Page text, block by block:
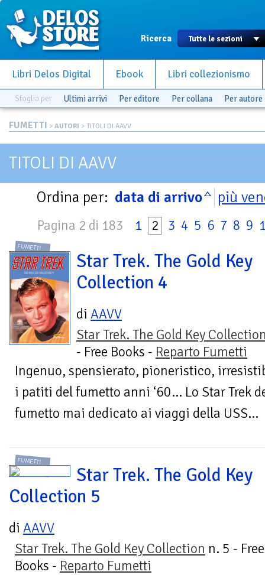
Ricerca
Libri Delos Digital Ebook Libri collezionismo
Sfoglia per Ultimi arrivi Per editore Per collana Per autore
FUMETTI > AUTORI > TITOLI DI AAVV
TITOLI DI AAVV
Ordina per: data di arrivo più
Pagina 2 di 183 1 2 3 4 5 6 7 8 9
FUMETTI
Star Trek. The Gold Key
Collection 4
di AAVV
Star Trek. The Gold Key
- Free Books - Reparto Fumetti
Ingenuo, spensierato, pioneristico,
i patiti del fumetto anni ‘60… Lo Star Trek
fumetto mai dedicato ai viaggi della USS...
FUMETTI
Star Trek. The Gold Key
Collection 5
di AAVV
Star Trek. The Gold Key Collection n. 5 - Free
Books - Reparto Fumetti